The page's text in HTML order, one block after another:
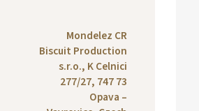
Mondelez CR
Biscuit Production
s.r.o., K Celnici
277/27, 747 73
Opava –